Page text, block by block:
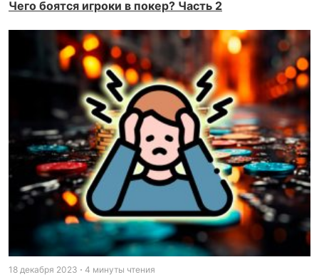
Чего боятся игроки в покер? Часть 2
18 декабря 2023 4 минуты чтения